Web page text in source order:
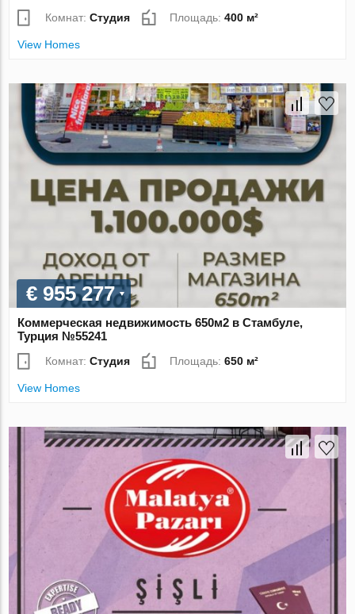
Комнат:Студия Площадь:400 м²
View Homes
€ 955 277
Коммерческая недвижимость 650м2 в Стамбуле,
Турция №55241
Комнат:Студия Площадь:650 м²
View Homes